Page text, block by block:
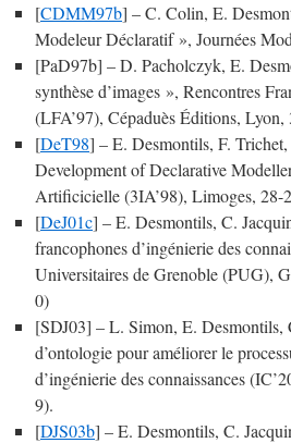
[CDMM97b] – C. Colin, E.
Modeleur Déclaratif », Journées
[PaD97b] – D. Pacholczyk, E.
synthèse d’images », Rencontres
(LFA’97), Cépaduès Éditions,
[DeT98] – E. Desmontils, F.
Development of Declarative
Artificicielle (3IA’98), Limoges, 28-
[DeJ01c] – E. Desmontils, C.
francophones d’ingénierie des
Universitaires de Grenoble (PUG),
0)
[SDJ03] – L. Simon, E. Desmontils,
d’ontologie pour améliorer le
d’ingénierie des connaissances
9).
[DJS03b] – E. Desmontils, C.